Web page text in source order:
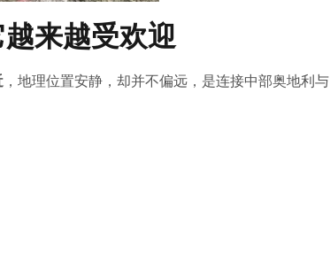
来越受欢迎
，地理位置安静，却并不偏远，是连接中部奥地利与